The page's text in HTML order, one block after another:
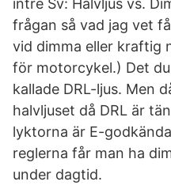
intre Sv: Halvljus vs.
frågan så vad jag vet
vid dimma eller kraftig
för motorcykel.) Det
kallade DRL-ljus. Men
halvljuset då DRL är
lyktorna är E-
reglerna får man ha
under dagtid.